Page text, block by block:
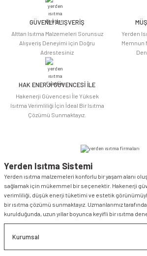
Ürün fiyatı diğer sitelerden daha pahalı.
Bu ürüne benzer farklı alternatifler olmalı.
GÜVENLİ ALIŞVERİŞ
Alttan Isıtma Malzemeleri Sorunsuz
Alışveriş Deneyimi için Doğru
Adrestesiniz
Yerden
Memnun
HAK ENERJİ GÜVENCESİ İLE
Hakenerji Güvencesi İle Yüksek
Isıtma Verimliliği İçin İdeal Bir Isıtma
Çözümü Sunmaktayız.
Yerden Isıtma Sistemi
Yerden ısıtma malzemeleri konforlu bir yaşam alanı
sağlamak için mükemmel bir seçenektir. Hakenerji
verimliliği, düşük enerji tüketimi ve estetik
bir ısıtma çözümü sunmaktayız. Uzmanlarımız
kurulduğunda, uzun yıllar boyunca keyifli bir ısıtma
Kurumsal